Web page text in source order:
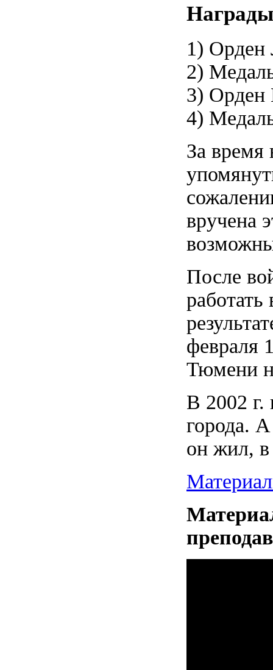
1) Орден
2)
3) Орден
4)
За время
вручена
После
февраля
Тюмени
В 2002 г.
города.
он жил, в